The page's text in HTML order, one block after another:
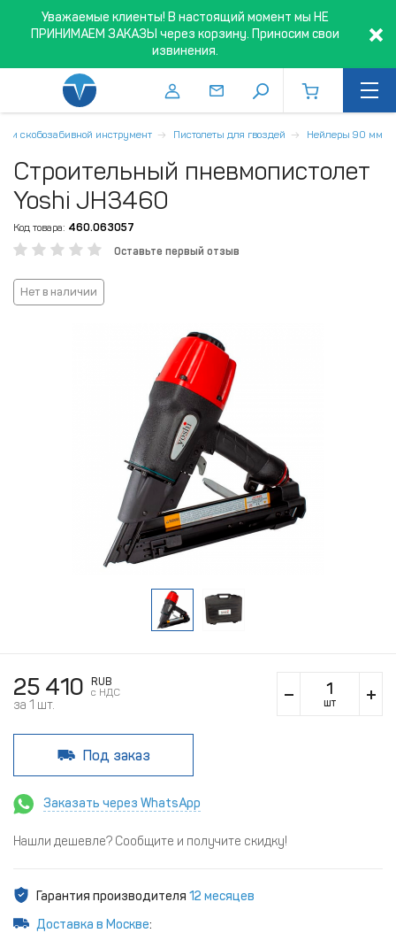
Уважаемые клиенты! В настоящий момент мы НЕ
ПРИНИМАЕМ ЗАКАЗЫ через корзину. Приносим свои
извинения.
и скобозабивной инструмент Пистолеты для гвоздей Нейлеры 90 мм
Строительный пневмопистолет
Yoshi JH3460
Код товара: 460.063057
Оставьте первый отзыв
Нет в наличии
25 410
RUB
c НДС
за 1 шт. шт
Под заказ
Заказать через WhatsApp
Нашли дешевле? Сообщите и получите скидку!
Гарантия производителя 12 месяцев
Доставка в Москве: